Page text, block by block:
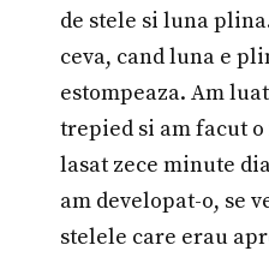
de stele si luna
ceva, cand luna e
estompeaza. Am
trepied si am facut
lasat zece minute
am developat-o, se
stelele care erau